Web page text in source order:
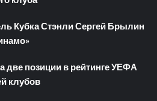
Кубка Стэнли Сергей Брылин
две позиции в рейтинге УЕФА
клубов